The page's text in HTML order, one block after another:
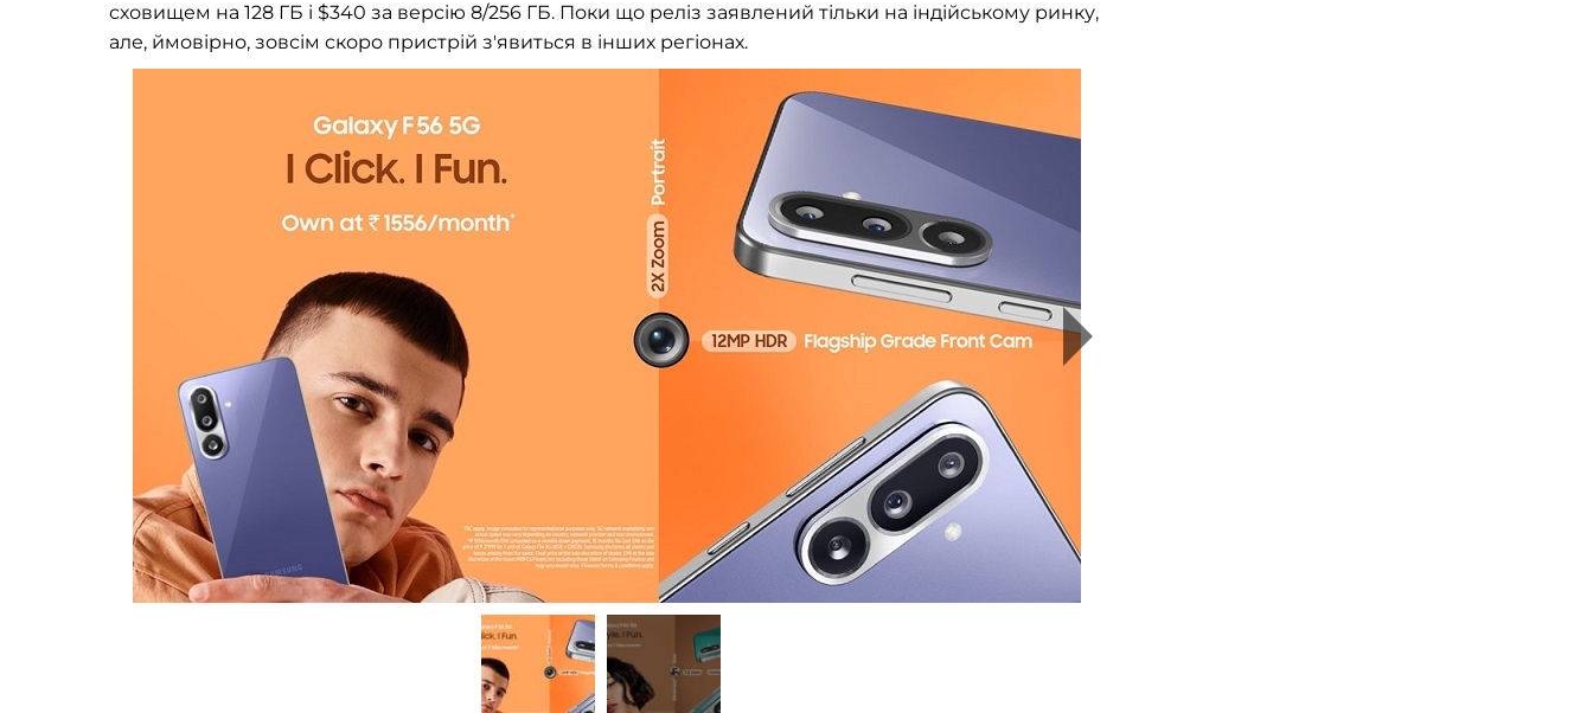
сховищем на 128 ГБ і $340 за версію 8/256 ГБ. Поки що реліз заявлений тільки на індійському ринку,
але, ймовірно, зовсім скоро пристрій з'явиться в інших регіонах.